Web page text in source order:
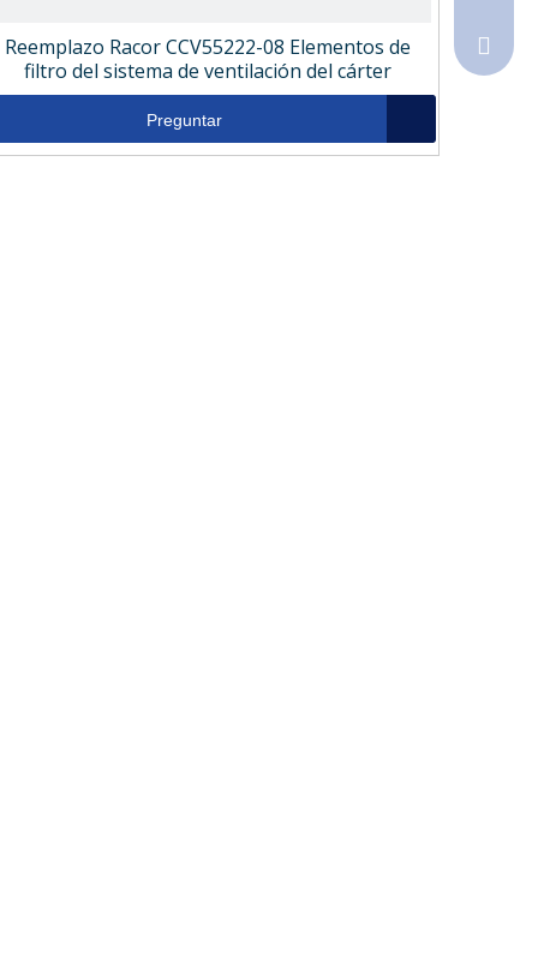
Reemplazo Racor CCV55222-08 Elementos de
filtro del sistema de ventilación del cárter
Preguntar